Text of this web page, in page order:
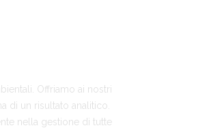
Offriamo ai nostri
di un risultato analitico.
nella gestione di tutte